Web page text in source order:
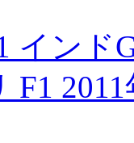
イン
F1